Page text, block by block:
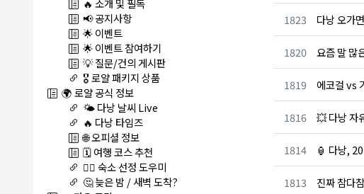
🔥 소개 및 필독
📢 공지사항
🌟 이벤트
🌟 이벤트 참여하기
💡 질문/건의 게시판
🎖️ 로얄 패키지 상품
🌍 로얄 공식 정보
🌤️ 다낭 날씨 Live
🔥 다낭 타임즈
🌐 오피셜 정보
🗓️ 여행 코스 추천
🏊‍♀️ 숙소 선정 도우미
🤔 늦은 밤 / 새벽 도착?
1823 다낭 오가
1820 요즘 말 많
1819 에코걸 vs
1816 💥 다낭 자
1814 🏮 다낭,
1813 진짜 참다